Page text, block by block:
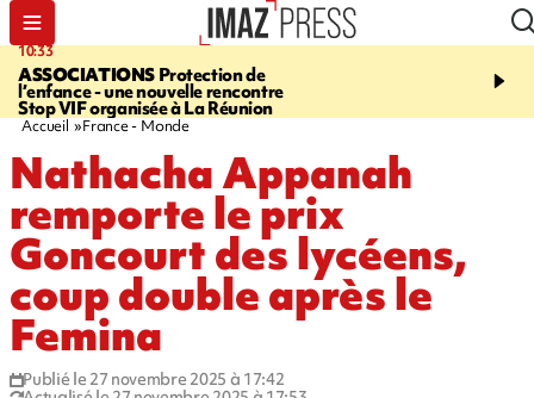
10:33
ASSOCIATIONSProtection de
l’enfance - une nouvelle rencontre
Stop VIF organisée à La Réunion
15:03
Vaste feu
l'ouest du pays, 20.000
Accueil France - Monde
Nathacha Appanah
remporte le prix
Goncourt des lycéens,
coup double après le
Femina
Publié le 27 novembre 2025 à 17:42